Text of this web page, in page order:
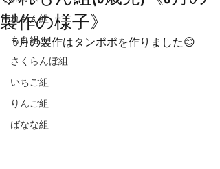
れもん組
もも組
さくらんぼ組
いちご組
りんご組
ばなな組
製作の様子》
5月の製作はタンポポを作りました😊